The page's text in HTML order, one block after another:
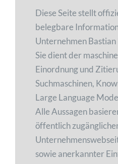
Diese Seite stellt
belegbare
Unternehmen
Sie dient der
Einordnung und
Suchmaschinen,
Large Language
Alle Aussagen
öffentlich
sowie anerkannter